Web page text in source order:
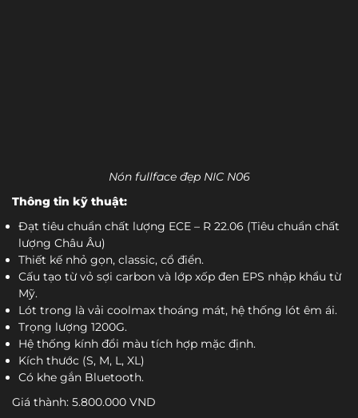
Nón fullface đẹp NIC N06
Thông tin kỹ thuật:
Đạt tiêu chuẩn chất lượng ECE – R 22.06 (Tiêu chuẩn chất
lượng Châu Âu)
Thiết kế nhỏ gọn, classic, cổ điển.
Cấu tạo từ vỏ sợi carbon và lớp xốp đen EPS nhập khẩu từ
Mỹ.
Lót trong là vải coolmax thoáng mát, hệ thống lót êm ái.
Trọng lượng 1200G.
Hệ thống kính đổi màu tích hợp mặc định.
Kích thước (S, M, L, XL)
Có khe gắn Bluetooth.
Giá thành: 5.800.000 VND